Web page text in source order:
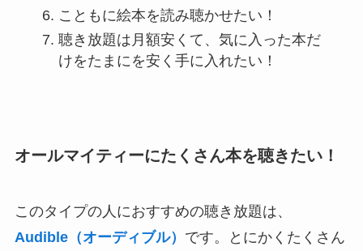
こともに絵本を読み聴かせたい！
聴き放題は月額安くて、気に入った本だ
けをたまにを安く手に入れたい！
オールマイティーにたくさん本を聴きたい！
このタイプの人におすすめの聴き放題は、
Audible（オーディブル） です。とにかくたくさん